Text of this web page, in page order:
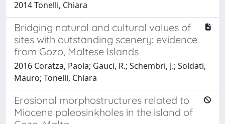
2014 Tonelli, Chiara
Bridging natural and cultural values of
sites with outstanding scenery: evidence
from Gozo, Maltese Islands
2016 Coratza, Paola; Gauci, R.; Schembri, J.; Soldati,
Mauro; Tonelli, Chiara
Erosional morphostructures related to
Miocene paleosinkholes in the island of